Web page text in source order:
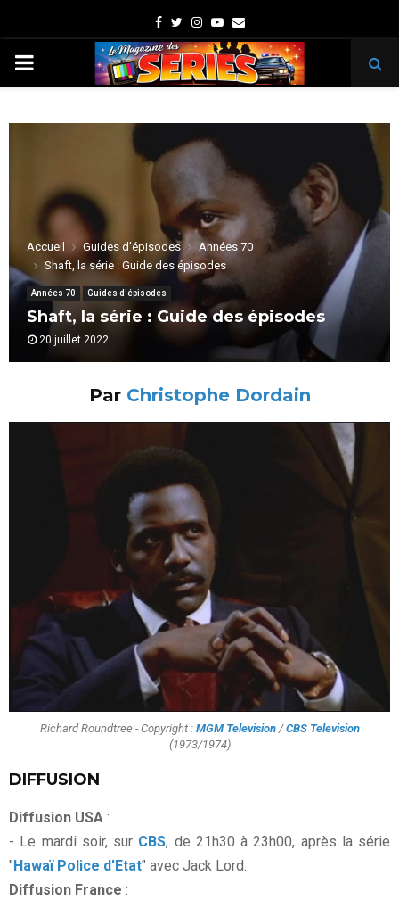
Facebook
TwitterInstagram
Youtube
Email
PRIMARY
Accueil Guides d'épisodes
Années 70
Shaft, la série : Guide des épisodes
Années 70 Guides d'épisodes
Shaft, la série : Guide des épisodes
20 juillet 2022
Par Christophe Dordain
Richard Roundtree - Copyright : MGM Television/CBS Television
(1973/1974)
DIFFUSION
Diffusion USA :
- Le mardi soir, sur CBS, de 21h30 à 23h00, après la série
" Hawaï Police d'Etat" avec Jack Lord.
Diffusion France :